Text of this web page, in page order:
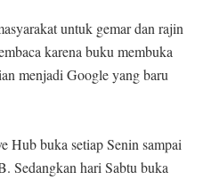
untuk gemar dan rajin
karena buku membuka
menjadi Google yang baru
Hub buka setiap Senin sampai
Sedangkan hari Sabtu buka